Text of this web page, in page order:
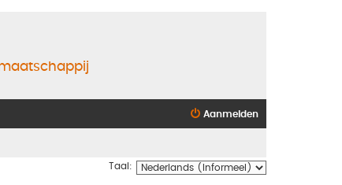
Aanmelden
Taal: